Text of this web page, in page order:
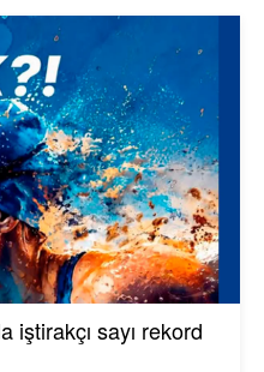
iştirakçı sayı rekord